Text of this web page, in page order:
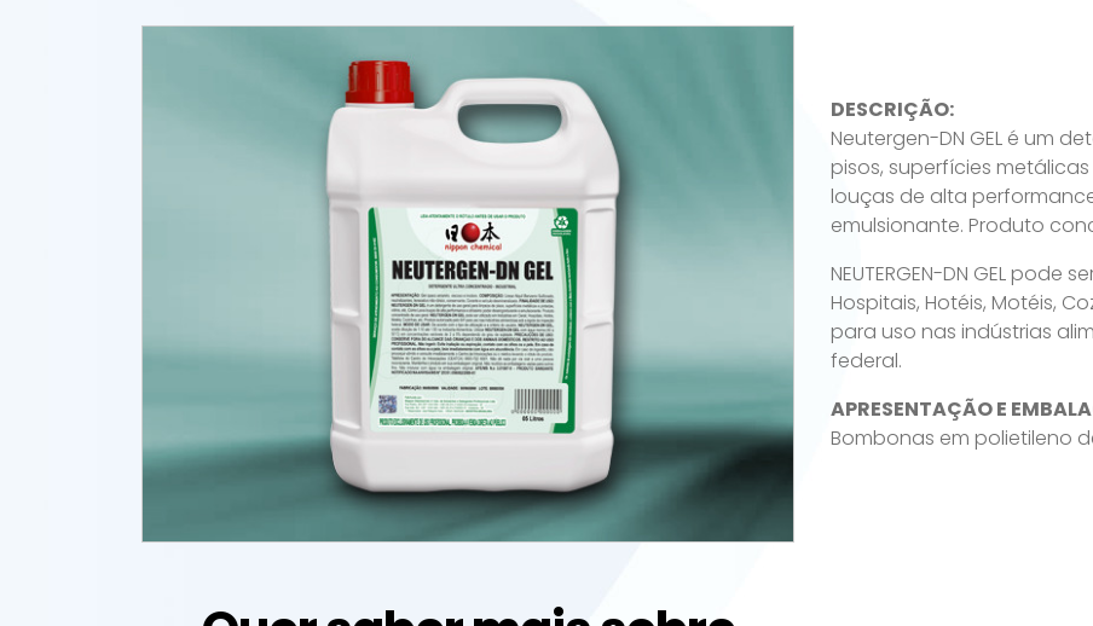
DESCRIÇÃO:
Neutergen-DN GEL é um
pisos, superfícies
louças de alta
emulsionante. Produto
NEUTERGEN-DN GEL pode
Hospitais, Hotéis, Motéis,
para uso nas indústrias
federal.
APRESENTAÇÃO E
Bombonas em polietileno